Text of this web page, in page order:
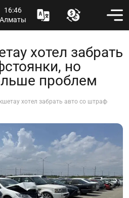
16:46
Алматы
хотел забрать
но
проблем
хотел забрать авто со